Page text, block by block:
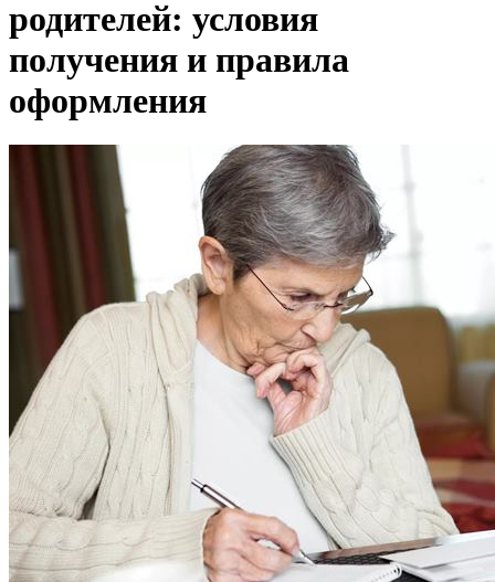
родителей: условия
получения и правила
оформления